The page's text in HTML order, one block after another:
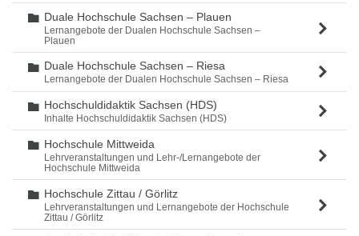
Ordner
Duale Hochschule Sachsen – Plauen
Lernangebote der Dualen Hochschule Sachsen –
Plauen
Ordner
Duale Hochschule Sachsen – Riesa
Lernangebote der Dualen Hochschule Sachsen – Riesa
Ordner
Hochschuldidaktik Sachsen (HDS)
Inhalte Hochschuldidaktik Sachsen (HDS)
Ordner
Hochschule Mittweida
Lehrveranstaltungen und Lehr-/Lernangebote der
Hochschule Mittweida
Ordner
Hochschule Zittau / Görlitz
Lehrveranstaltungen und Lernangebote der Hochschule
Zittau / Görlitz